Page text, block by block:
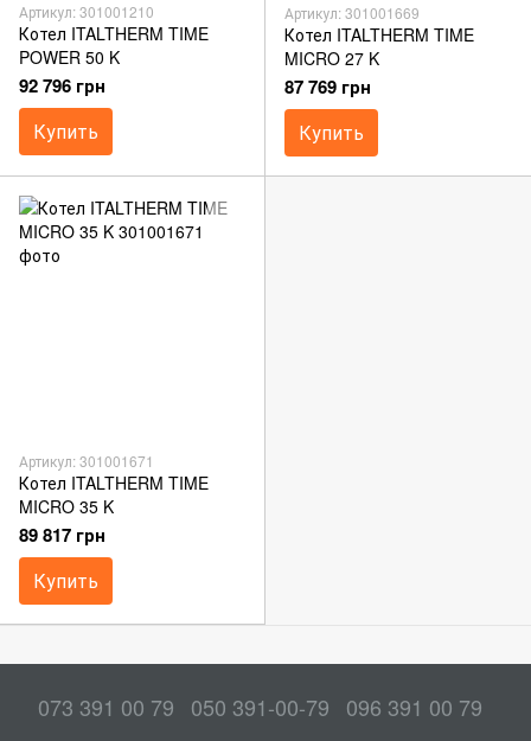
Артикул: 301001210
Котел ITALTHERM TIME
POWER 50 K
92 796 грн
Купить
Артикул: 301001669
Котел ITALTHERM TIME
MICRO 27 K
87 769 грн
Купить
Артикул: 301001671
Котел ITALTHERM TIME
MICRO 35 K
89 817 грн
Купить
073 391 00 79 050 391-00-79 096 391 00 79